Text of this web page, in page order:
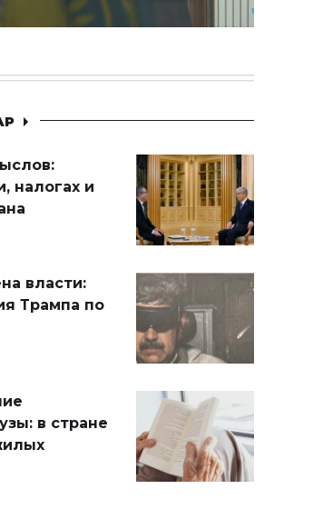
налогах и
власти:
Трампа по
в стране